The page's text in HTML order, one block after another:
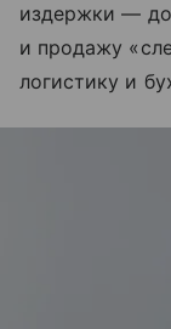
издержки —
и продажу
логистику и